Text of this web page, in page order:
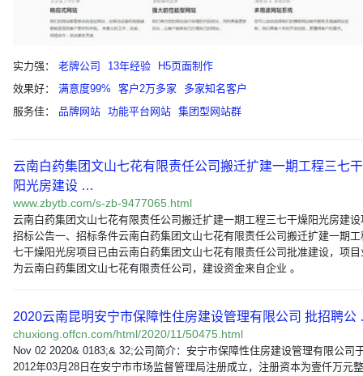
实力强： 老牌公司 13年经验
H5页面制作
效果好：
满意度99% 客户2万多家
多家知名客户
服务佳：
品牌网站 功能平台网站 集团型网站群
云南白药集团文山七花有限责任公司搬迁扩建一期工程三七
阳光房建设 …
www.zbytb.com/s-zb-9477065.html
云南白药集团文山七花有限责任公司搬迁扩建一期工程三七干燥阳光房建设
招标公告一、招标条件云南白药集团文山七花有限责任公司搬迁扩建一期工
七干燥阳光房项目已由云南白药集团文山七花有限责任公司批准建设，项目
为云南白药集团文山七花有限责任公司，建设资金来自企业 。
2020云南昆明安宁市保障性住房建设管理有限公司 批招聘
chuxiong.offcn.com/html/2020/11/50475.html
Nov 02 2020& 0183;& 32;公司简介：安宁市保障性住房建设管理有限公司
2012年03月28日在安宁市市场监督管理局注册成立，注册资本为壹仟万元